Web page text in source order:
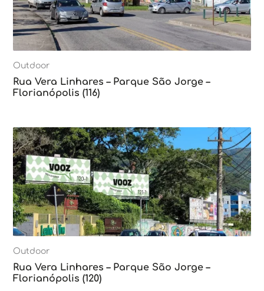
Outdoor
Rua Vera Linhares – Parque São Jorge –
Florianópolis (116)
Outdoor
Rua Vera Linhares – Parque São Jorge –
Florianópolis (120)